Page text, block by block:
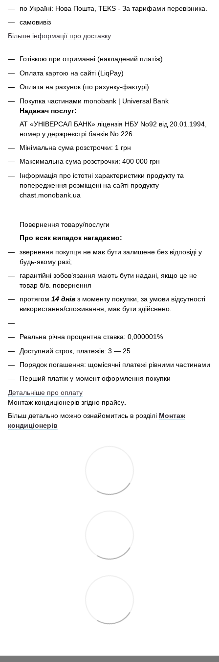
по Україні: Нова Пошта, TEKS - За тарифами перевізника.
самовивіз
Більше інформації про доставку
Готівкою при отриманні (накладений платіж)
Оплата картою на сайті (LiqPay)
Оплата на рахунок (по рахунку-фактурі)
Покупка частинами monobank | Universal Bank
Надавач послуг:
АТ «УНІВЕРСАЛ БАНК» ліцензія НБУ No92 від 20.01.1994,
номер у держреєстрі банків No 226.
Мінімальна сума розстрочки: 1 грн
Максимальна сума розстрочки: 400 000 грн
Інформація про істотні характеристики продукту та
попередження розміщені на сайті продукту
chast.monobank.ua
Повернення товару/послуги
Про всяк випадок нагадаємо:
звернення покупця не має бути залишене без відповіді у
будь-якому разі;
гарантійні зобов’язання мають бути надані, якщо це не
товар б/в. повернення
протягом 14 днів з моменту покупки, за умови відсутності
використання/споживання, має бути здійснено.
Реальна річна процентна ставка: 0,000001%
Доступний строк, платежів: 3 — 25
Порядок погашення: щомісячні платежі рівними частинами
Перший платіж у момент оформлення покупки
Детальніше про оплату
Монтаж кондиціонерів згідно прайсу.
Більш детально можно ознайомитись в розділі Монтаж
кондиціонерів